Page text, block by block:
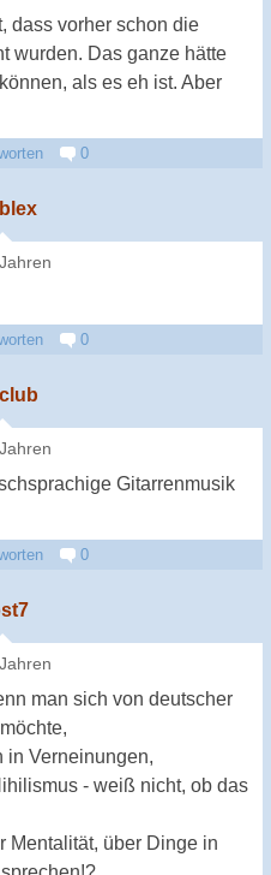
dass vorher schon die
wurden. Das ganze hätte
als es eh ist. Aber
0
0
Gitarrenmusik
0
man sich von deutscher
in Verneinungen,
- weiß nicht, ob das
Mentalität, über Dinge in